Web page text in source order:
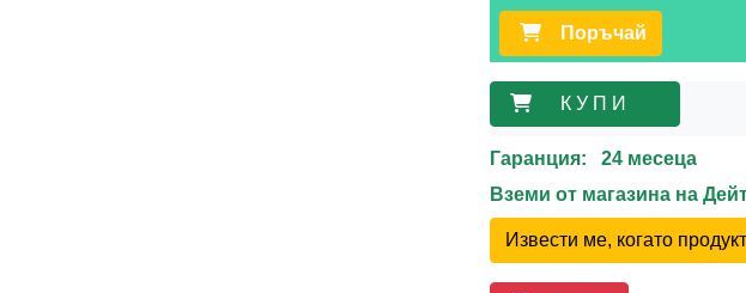
Поръчай
К У П И
Гаранция: 24 месеца
Вземи от магазина на
Извести ме, когато